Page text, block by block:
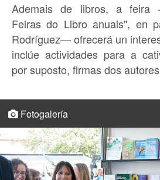
Ademais de libros, a feira
Feiras do Libro anuais", en
Rodríguez— ofrecerá un
inclúe actividades para a
por suposto, firmas dos
Fotogalería